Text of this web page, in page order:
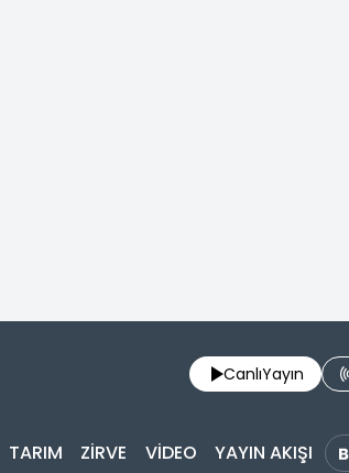
CanlıYayın
TARIM ZİRVE VİDEO YAYIN AKIŞI